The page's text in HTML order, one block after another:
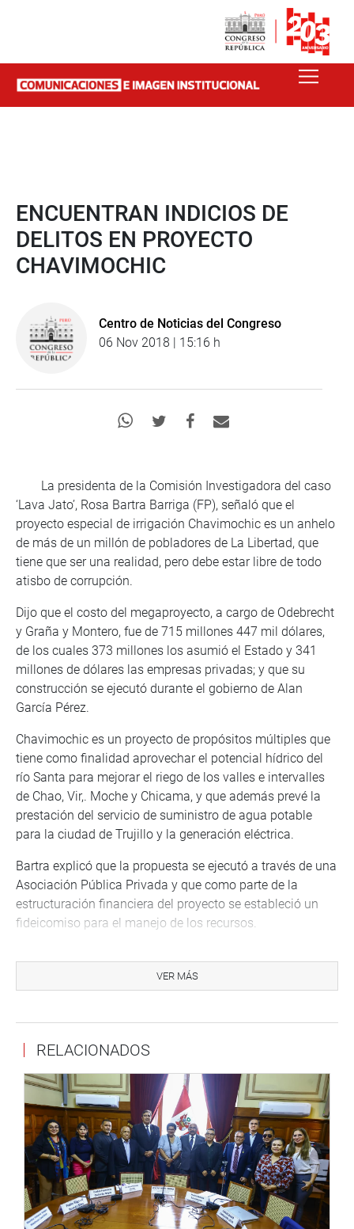
ENCUENTRAN INDICIOS DE
DELITOS EN PROYECTO
CHAVIMOCHIC
Centro de Noticias del Congreso
06 Nov 2018 | 15:16 h
La presidenta de la Comisión Investigadora del caso
‘Lava Jato’, Rosa Bartra Barriga (FP), señaló que el
proyecto especial de irrigación Chavimochic es un anhelo
de más de un millón de pobladores de La Libertad, que
tiene que ser una realidad, pero debe estar libre de todo
atisbo de corrupción.
Dijo que el costo del megaproyecto, a cargo de Odebrecht
y Graña y Montero, fue de 715 millones 447 mil dólares,
de los cuales 373 millones los asumió el Estado y 341
millones de dólares las empresas privadas; y que su
construcción se ejecutó durante el gobierno de Alan
García Pérez.
Chavimochic es un proyecto de propósitos múltiples que
tiene como finalidad aprovechar el potencial hídrico del
río Santa para mejorar el riego de los valles e intervalles
de Chao, Vir,. Moche y Chicama, y que además prevé la
prestación del servicio de suministro de agua potable
para la ciudad de Trujillo y la generación eléctrica.
Bartra explicó que la propuesta se ejecutó a través de una
Asociación Pública Privada y que como parte de la
estructuración financiera del proyecto se estableció un
fideicomiso para el manejo de los recursos.
al incumplimiento, por parte del gobierno Regional de La
Libertad, de entregar el control del proyecto antes de
contrato, y más adelante presentó una demanda arbitral.
Un último abono realizado al concesionario fue de 226
millones 100 mil dólares el 6 de abril del 2017 y dos
meses después, el 23 de junio del mismo año, presentó
una propuesta de adenda para modificar el contrato.
LOS HECHOS
La congresista liberteña dijo que la comisión a su cargo
encontró varios hechos relevantes del proceso de
VER MÁS
RELACIONADOS